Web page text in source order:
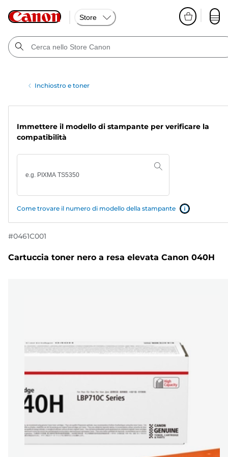
Store
Inchiostro e toner
Immettere il modello di stampante per verificare la
compatibilità
Come trovare il numero di modello della stampante
#0461C001
Cartuccia toner nero a resa elevata Canon 040H